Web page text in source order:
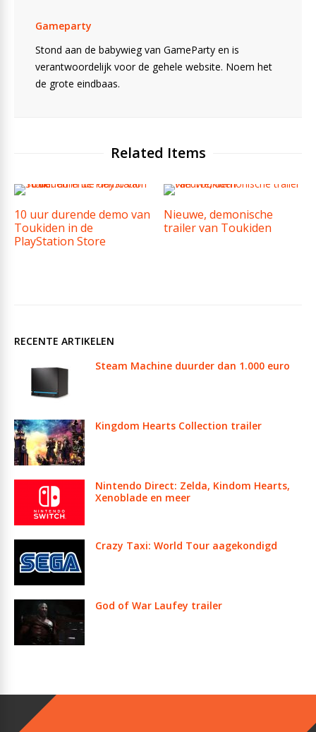
Gameparty
Stond aan de babywieg van GameParty en is
verantwoordelijk voor de gehele website. Noem het
de grote eindbaas.
Related Items
10 uur durende demo van
Toukiden in de
PlayStation Store
Nieuwe, demonische
trailer van Toukiden
RECENTE ARTIKELEN
Steam Machine duurder dan 1.000 euro
Kingdom Hearts Collection trailer
Nintendo Direct: Zelda, Kindom Hearts,
Xenoblade en meer
Crazy Taxi: World Tour aagekondigd
God of War Laufey trailer